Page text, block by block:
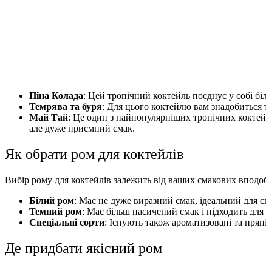
Піна Колада: Цей тропічний коктейль поєднує у собі
Темрява та буря: Для цього коктейлю вам
Май Тай: Це один з найпопулярніших тропічних
але дуже приємний смак.
Як обрати ром для коктейлів
Вибір рому для коктейлів залежить від ваших смакових
Білий ром: Має не дуже виразний смак, ідеальний для
Темний ром: Має більш насичений смак і підходить
Спеціальні сорти: Існують також ароматизовані та
Де придбати якісний ром